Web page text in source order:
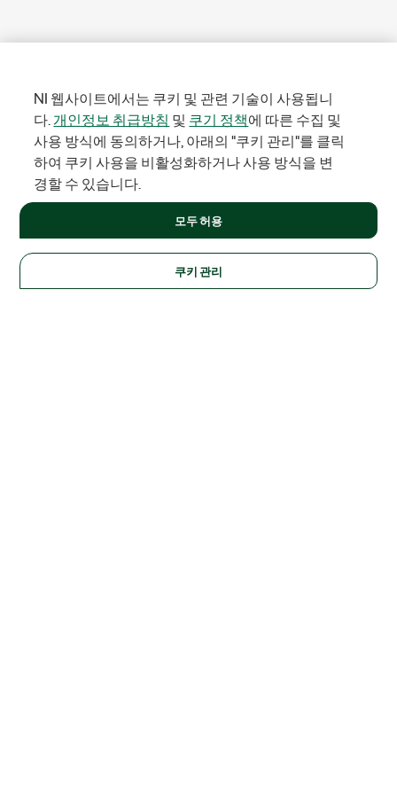
NI 웹사이트에서는 쿠키 및 관련 기술이 사용됩니
다.개인정보 취급방침 및 쿠기 정책에 따른 수집 및
사용 방식에 동의하거나, 아래의 "쿠키 관리"를 클릭
하여 쿠키 사용을 비활성화하거나 사용 방식을 변
경할 수 있습니다.
쿠키 관리
모두 허용